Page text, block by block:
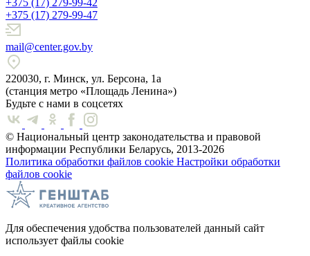
+375 (17) 279-99-47
mail@center.gov.by
220030, г. Минск, ул. Берсона, 1а
(станция метро «Площадь Ленина»)
Будьте с нами в соцсетях
© Национальный центр законодательства и правовой
информации Республики Беларусь, 2013-2026
Политика обработки файлов cookie Настройки обработки
файлов cookie
Для обеспечения удобства пользователей данный сайт
использует файлы cookie